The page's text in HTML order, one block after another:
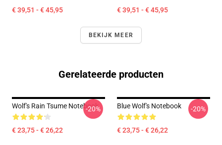
€ 39,51 - € 45,95 € 39,51 - € 45,95
BEKIJK MEER
Gerelateerde producten
Wolf's Rain Tsume Notebook
€ 23,75 - € 26,22
-20% Blue Wolf's Notebook
€ 23,75 - € 26,22
-20%